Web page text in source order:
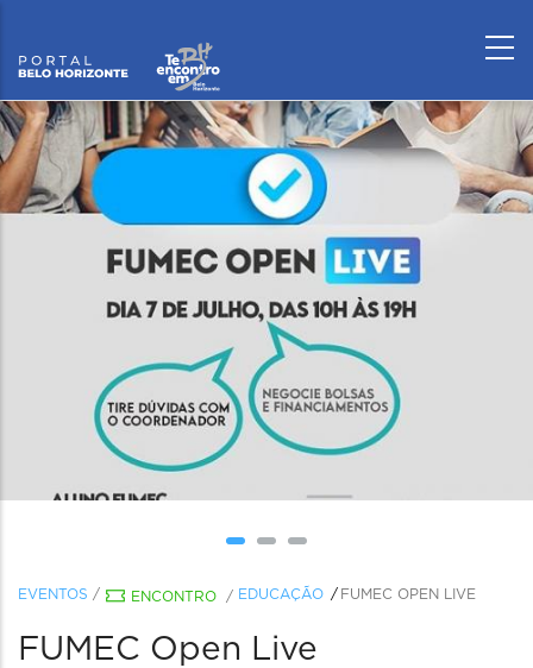
EVENTOS / ENCONTRO / EDUCAÇÃO FUMEC OPEN LIVE
FUMEC Open Live